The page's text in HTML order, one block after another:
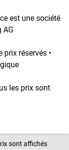
est une société
AG
réservés •
les prix sont
sont affichés